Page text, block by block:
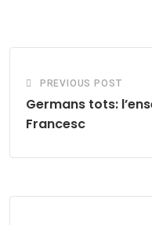
PREVIOUS POST
Germans tots:
Francesc